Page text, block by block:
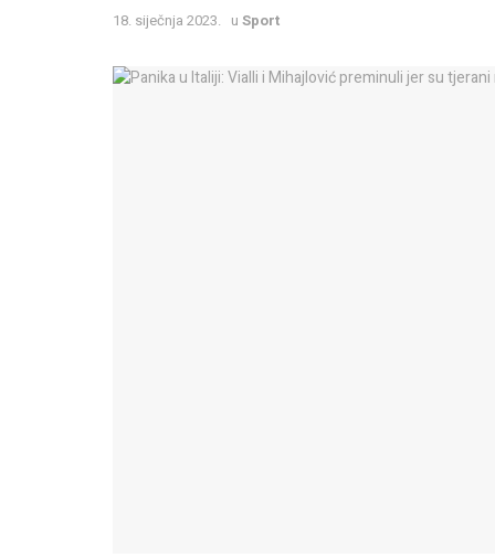
18. siječnja 2023. u Sport